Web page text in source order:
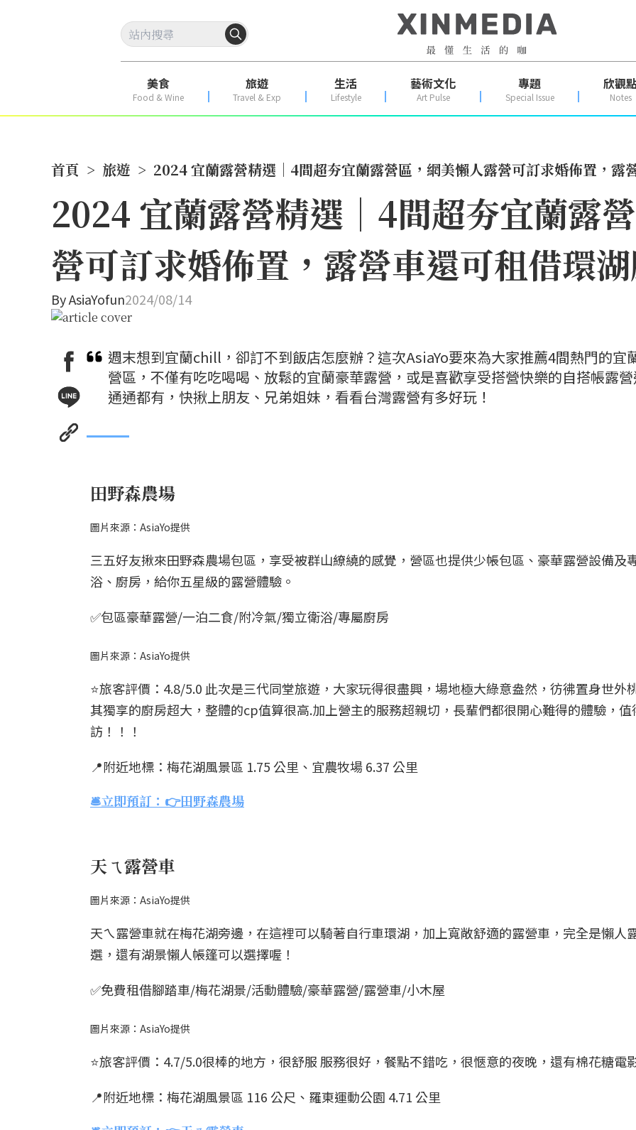
美食
Food & Wine
旅遊
Travel & Exp
生活
Lifestyle
藝術文化
Art Pulse
專題
Special Issue
欣觀點
Notes
首頁 > 旅遊 > 2024 宜蘭露營精選｜4間超夯宜蘭露營區，網美懶人露營可訂求婚佈置，露
2024 宜蘭露營精選｜4間超夯宜蘭露
營可訂求婚佈置，露營車還可租借環湖
ByAsiaYofun2024/08/14
週末想到宜蘭chill，卻訂不到飯店怎麼辦？這次AsiaYo要來為大家推薦4間熱門的宜
營區，不僅有吃吃喝喝、放鬆的宜蘭豪華露營，或是喜歡享受搭營快樂的自搭帳露
通通都有，快揪上朋友、兄弟姐妹，看看台灣露營有多好玩！
田野森農場
圖片來源：AsiaYo提供
三五好友揪來田野森農場包區，享受被群山繚繞的感覺，營區也提供少帳包區、豪華露營設備及
浴、廚房，給你五星級的露營體驗。
✅包區豪華露營/一泊二食/附冷氣/獨立衛浴/專屬廚房
圖片來源：AsiaYo提供
⭐️旅客評價：4.8/5.0 此次是三代同堂旅遊，大家玩得很盡興，場地極大綠意盎然，彷彿置身世外
其獨享的廚房超大，整體的cp值算很高.加上營主的服務超親切，長輩們都很開心難得的體驗，值
訪！！！
📍附近地標：梅花湖風景區 1.75 公里、宜農牧場 6.37 公里
🛎️立即預訂：👉田野森農場
天ㄟ露營車
圖片來源：AsiaYo提供
天ㄟ露營車就在梅花湖旁邊，在這裡可以騎著自行車環湖，加上寬敞舒適的露營車，完全是懶人
選，還有湖景懶人帳篷可以選擇喔！
✅免費租借腳踏車/梅花湖景/活動體驗/豪華露營/露營車/小木屋
圖片來源：AsiaYo提供
⭐️旅客評價：4.7/5.0很棒的地方，很舒服 服務很好，餐點不錯吃，很愜意的夜晚，還有棉花糖電
📍附近地標：梅花湖風景區 116 公尺、羅東運動公園 4.71 公里